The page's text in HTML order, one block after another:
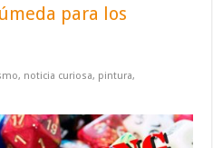
para los
, noticia curiosa, pintura,